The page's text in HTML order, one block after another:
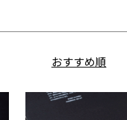
おすすめ順